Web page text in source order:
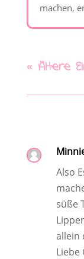
machen,
« Ältere
Also
süße
allein
Liebe